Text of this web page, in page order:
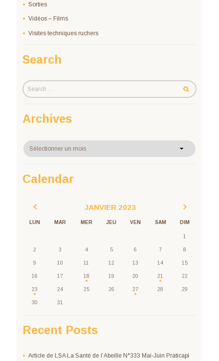
Sorties
Vidéos – Films
Visites techniques ruchers
Search
Archives
Archives
Calendar
JANVIER 2023
LUN MAR MER JEU VEN SAM DIM
1
2 3 4 5 6 7 8
9 10 11 12 13 14 15
16 17 18 19 20 21 22
23 24 25 26 27 28 29
30 31
Recent Posts
Article de LSA La Santé de l’Abeille N°333 Mai-Juin Praticapi